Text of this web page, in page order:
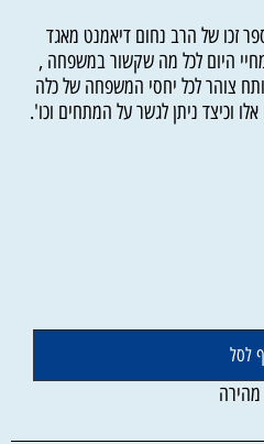
זכו של הרב נחום דיאמנט מאגד
היום לכל מה שקשור במשפחה ,
צוהר לכל יחסי המשפחה של כלה
וכיצד ניתן לגשר על המתחים וכו'.
לסל